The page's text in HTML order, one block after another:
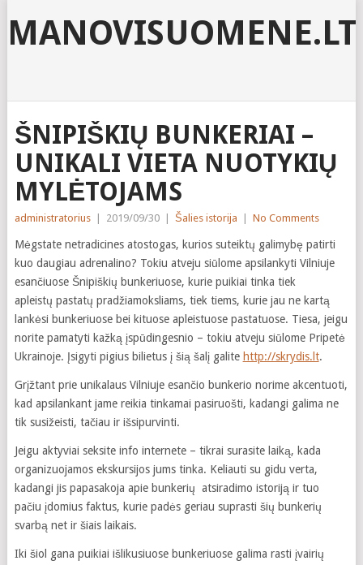
MANOVISUOMENE.LT
ŠNIPIŠKIŲ BUNKERIAI –
UNIKALI VIETA NUOTYKIŲ
MYLĖTOJAMS
administratorius 2019/09/30 Šalies istorija No Comments
Mėgstate netradicines atostogas, kurios suteiktų galimybę patirti
kuo daugiau adrenalino? Tokiu atveju siūlome apsilankyti Vilniuje
esančiuose Šnipiškių bunkeriuose, kurie puikiai tinka tiek
apleistų pastatų pradžiamoksliams, tiek tiems, kurie jau ne kartą
lankėsi bunkeriuose bei kituose apleistuose pastatuose. Tiesa, jeigu
norite pamatyti kažką įspūdingesnio – tokiu atveju siūlome Pripetė
Ukrainoje. Įsigyti pigius bilietus į šią šalį galite http://skrydis.lt.
Grįžtant prie unikalaus Vilniuje esančio bunkerio norime akcentuoti,
kad apsilankant jame reikia tinkamai pasiruošti, kadangi galima ne
tik susižeisti, tačiau ir išsipurvinti.
Jeigu aktyviai seksite info internete – tikrai surasite laiką, kada
organizuojamos ekskursijos jums tinka. Keliauti su gidu verta,
kadangi jis papasakoja apie bunkerių atsiradimo istoriją ir tuo
pačiu įdomius faktus, kurie padės geriau suprasti šių bunkerių
svarbą net ir šiais laikais.
Iki šiol gana puikiai išlikusiuose bunkeriuose galima rasti įvairių